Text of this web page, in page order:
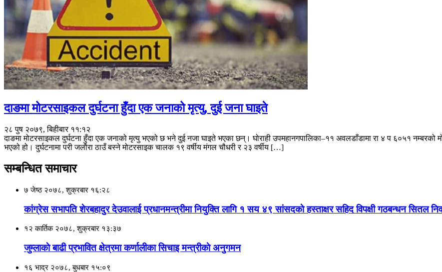
दाङमा मोटरसाइकल दुर्घटना हुँदा एक जनाको मृत्यु, दुई जना घाइते
२८ पुष २०७९, बिहीबार ११:१२
दाङमा मोटरसाइकल दुर्घटना हुँदा एक जनाको मृत्यु भएको छ भने दुई नजा घाइते भएका छन्। घोराही उपमहानगपालिका–११ अवलडाँडामा रा ४ प ६०५१ नम्बरको
भएको हो। दुर्घटनामा परी जलौरा ठाउँ बस्ने मोटरसाइक चालक १९ वर्षीय मंगल चौधरी र २३ वर्षीय […]
सम्बन्धित समाचार
७ जेष्ठ २०७८, शुक्रबार १६:२८
कांग्रेस सभापति शेरबहादुर देउवालाई प्रधानमन्त्रीमा नियुक्ति लागि १ सय ४९ सांसदकाे हस्ताक्षर सहिद विपक्षी गठबन्धन सितल
१२ कार्तिक २०७८, शुक्रबार १३:३७
जुम्लाकाे बाढी प्रभावित क्षेत्रमा कर्णालीका सिचाइ मन्त्रीकाे अनुगमन
१६ भाद्र २०७८, बुधबार १५:०९